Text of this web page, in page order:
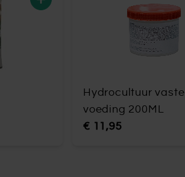
Hydrocultuur vaste
voeding 200ML
€ 11,95